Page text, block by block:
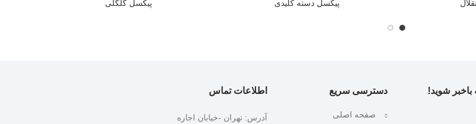
پیکسل دسته کلیدی پیکسل گلگلی
باخبر شوید! دسترسی سریع
صفحه اصلی
اطلاعات تماس
آدرس: تهران -خیابان اجاره